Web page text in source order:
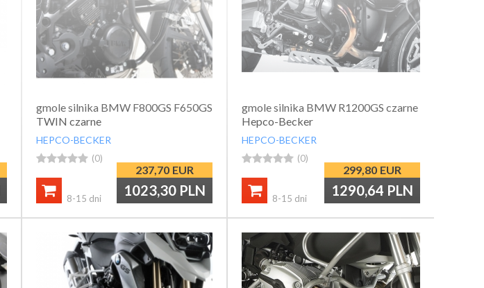
gmole silnika BMW F800GS F650GS
TWIN czarne
HEPCO-BECKER
 (0)
237,70 EUR
1023,30 PLN

8-15 dni
gmole silnika BMW R1200GS czarne
Hepco-Becker
HEPCO-BECKER
 (0)
299,80 EUR
1290,64 PLN

8-15 dni